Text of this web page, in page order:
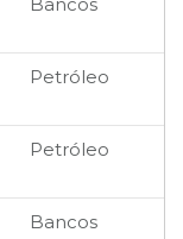
Petróleo
Petróleo
Bancos